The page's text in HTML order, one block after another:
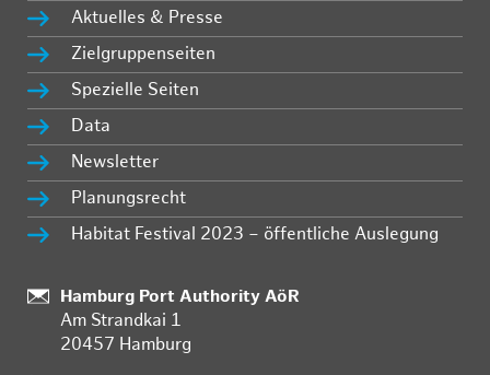
Aktuelles & Presse
Zielgruppenseiten
Spezielle Seiten
Data
Newsletter
Planungsrecht
Habitat Festival 2023 – öffentliche Auslegung
Standort:
Hamburg Port Authority AöR
Am Strandkai 1
20457 Hamburg